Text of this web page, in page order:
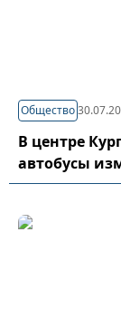
Общество
В центре
автобусы